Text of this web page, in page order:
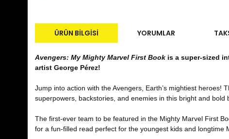
ÜRÜN BILGISI YORUMLAR
Avengers: My Mighty Marvel First Book is a super-sized
artist George Pérez!
Jump into action with the Avengers, Earth’s mightiest
superpowers, backstories, and enemies in this bright and
The first-ever team to be featured in the Mighty Marvel First
for a fun-filled read perfect for the youngest kids and longtime